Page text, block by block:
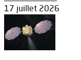
17 juillet 2026